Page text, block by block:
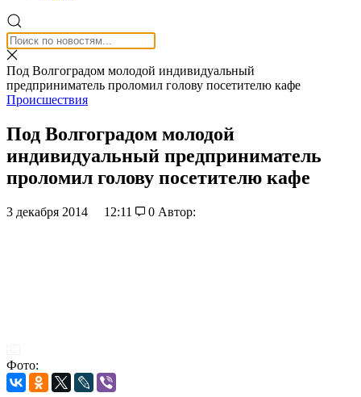
Под Волгоградом молодой индивидуальный
предприниматель проломил голову посетителю кафе
Происшествия
Под Волгоградом молодой
индивидуальный предприниматель
проломил голову посетителю кафе
3 декабря 2014 12:11 0 Автор:
Фото: